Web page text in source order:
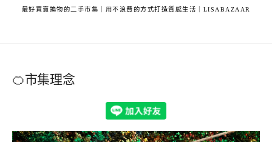
最好買賣換物的二手市集｜用不浪費的方式打造質感生活｜LISABAZAAR
🍊市集理念